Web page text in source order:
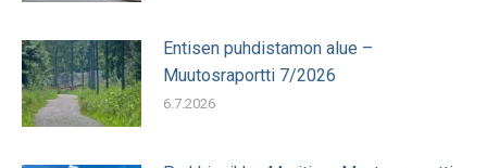
Entisen puhdistamon alue –
Muutosraportti 7/2026
6.7.2026